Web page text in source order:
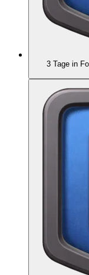
3 Tage in